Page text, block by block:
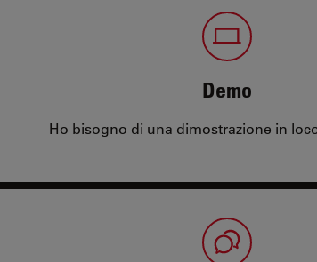
Demo
Ho bisogno di una dimostrazione in